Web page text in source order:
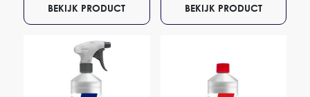
BEKIJK PRODUCT BEKIJK PRODUCT